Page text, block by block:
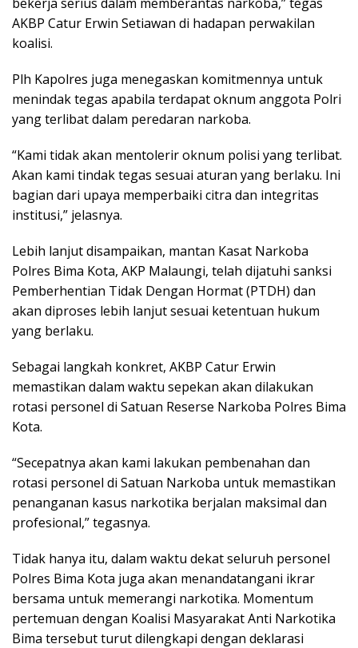
AKBP Catur Erwin Setiawan di hadapan perwakilan
koalisi.
Plh Kapolres juga menegaskan komitmennya untuk
menindak tegas apabila terdapat oknum anggota Polri
yang terlibat dalam peredaran narkoba.
“Kami tidak akan mentolerir oknum polisi yang terlibat.
Akan kami tindak tegas sesuai aturan yang berlaku. Ini
bagian dari upaya memperbaiki citra dan integritas
institusi,” jelasnya.
Lebih lanjut disampaikan, mantan Kasat Narkoba
Polres Bima Kota, AKP Malaungi, telah dijatuhi sanksi
Pemberhentian Tidak Dengan Hormat (PTDH) dan
akan diproses lebih lanjut sesuai ketentuan hukum
yang berlaku.
Sebagai langkah konkret, AKBP Catur Erwin
memastikan dalam waktu sepekan akan dilakukan
rotasi personel di Satuan Reserse Narkoba Polres Bima
Kota.
“Secepatnya akan kami lakukan pembenahan dan
rotasi personel di Satuan Narkoba untuk memastikan
penanganan kasus narkotika berjalan maksimal dan
profesional,” tegasnya.
Tidak hanya itu, dalam waktu dekat seluruh personel
Polres Bima Kota juga akan menandatangani ikrar
bersama untuk memerangi narkotika. Momentum
pertemuan dengan Koalisi Masyarakat Anti Narkotika
Bima tersebut turut dilengkapi dengan deklarasi